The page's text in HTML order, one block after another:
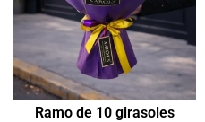
Ramo de 10 girasoles